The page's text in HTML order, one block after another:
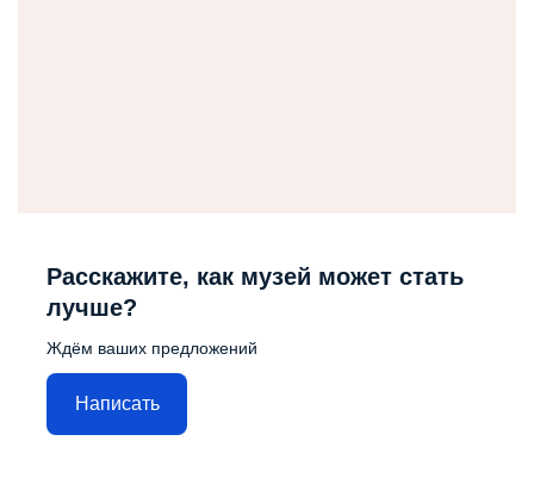
Расскажите, как музей может стать
лучше?
Ждём ваших предложений
Написать